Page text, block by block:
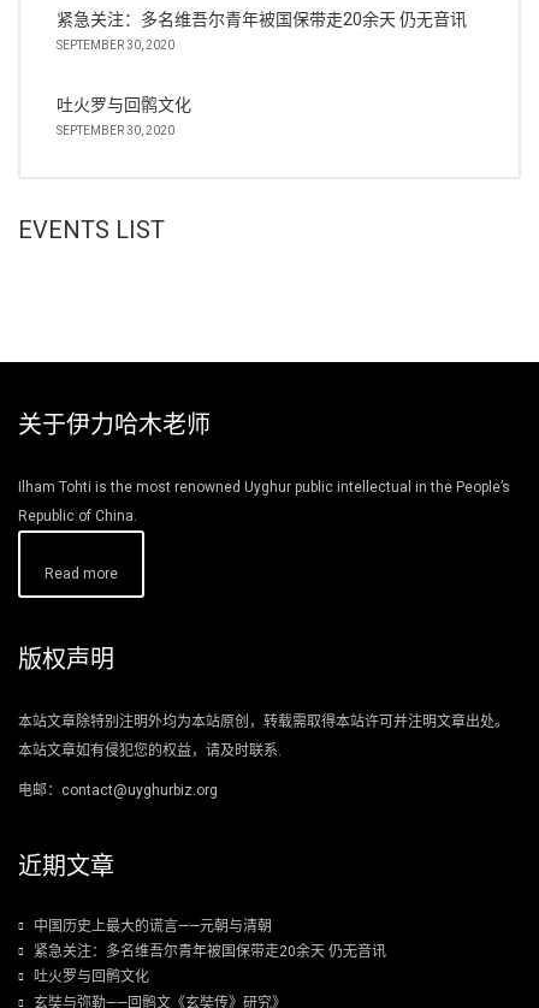
紧急关注：多名维吾尔青年被国保带走20余天 仍无音讯
SEPTEMBER 30, 2020
吐火罗与回鹘文化
SEPTEMBER 30, 2020
EVENTS LIST
关于伊力哈木老师
Ilham Tohti is the most renowned Uyghur public intellectual in the People’s
Republic of China.
Read more
版权声明
本站文章除特别注明外均为本站原创，转载需取得本站许可并注明文章出处。
本站文章如有侵犯您的权益，请及时联系.
电邮：contact@uyghurbiz.org
近期文章
中国历史上最大的谎言——元朝与清朝
紧急关注：多名维吾尔青年被国保带走20余天 仍无音讯
吐火罗与回鹘文化
玄奘与弥勒——回鹘文《玄奘传》研究》